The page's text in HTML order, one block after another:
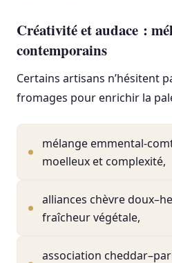
Créativité et audace :
contemporains
Certains artisans n’hésitent
fromages pour enrichir la
mélange emmental-
moelleux et complexité,
alliances chèvre
fraîcheur végétale,
association